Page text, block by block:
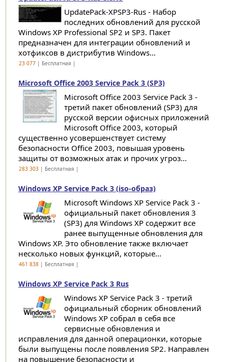
UpdatePack-XPSP3-Rus - Набор
последних обновлений для русской
Windows XP Professional SP2 и SP3. Пакет
предназначен для интеграции обновлений и
хотфиксов в дистрибутив Windows...
23 077| Бесплатная |
Microsoft Office 2003 Service Pack 3 (SP3)
Microsoft Office 2003 Service Pack 3 -
третий пакет обновлений (SP3) для
русской версии офисных приложений
Microsoft Office 2003, который
существенно усовершенствует систему
безопасности Office 2003, повышая уровень
защиты от возможных атак и прочих угроз...
283 303| Бесплатная |
Windows XP Service Pack 3 (iso-образ)
Microsoft Windows XP Service Pack 3 -
официальный пакет обновления 3
(SP3) для Windows XP содержит все
ранее выпущенные обновления для
Windows XP. Это обновление также включает
несколько новых функций, которые...
461 838| Бесплатная |
Windows XP Service Pack 3 Rus
Windows XP Service Pack 3 - третий
официальный сборник обновлений
Windows XP собрал в себя все
сервисные обновления и
исправления для данной операционки, которые
были выпущены после появления SP2. Направлен
на повышение безопасности и